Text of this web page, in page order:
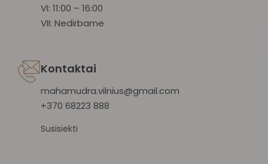
VI: 11:00 – 16:00
VII: Nedirbame
Kontaktai
mahamudra.vilnius@gmail.com
+370 68223 888
Susisiekti